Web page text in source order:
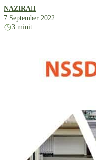
NAZIRAH
7 September 2022
3 minit